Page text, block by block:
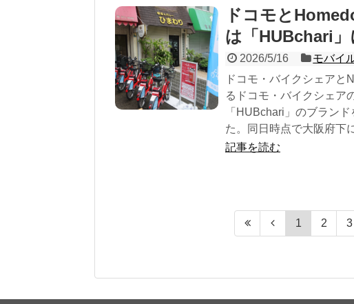
ドコモと
は「HUBchari」
2026/5/16 モバイ
ドコモ・バイクシェアと
るドコモ・バイクシェア
「HUBchari」のブラン
た。同日時点で大阪府下
記事を読む
1 2 3